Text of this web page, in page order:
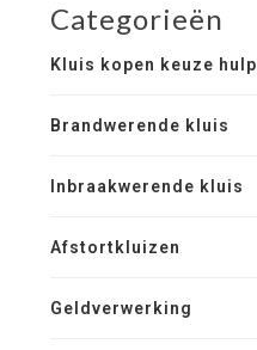
Categorieën
Kluis kopen keuze hulp
Brandwerende kluis
Inbraakwerende kluis
Afstortkluizen
Geldverwerking